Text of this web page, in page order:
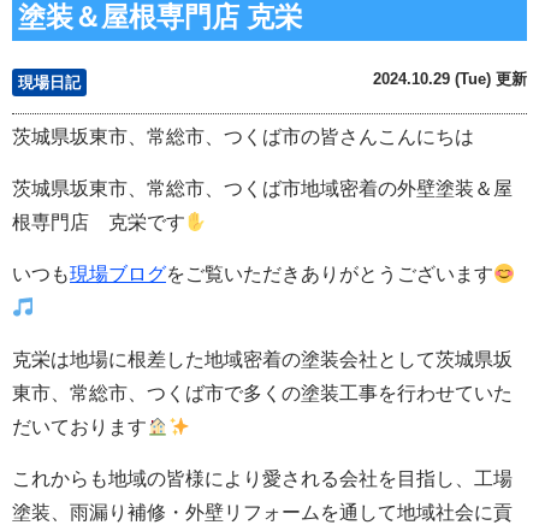
塗装＆屋根専門店 克栄
現場日記 2024.10.29 (Tue) 更新
茨城県坂東市、常総市、つくば市の皆さんこんにちは
茨城県坂東市、常総市、つくば市地域密着の外壁塗装＆屋
根専門店 克栄です
いつも現場ブログをご覧いただきありがとうございます
克栄は地場に根差した地域密着の塗装会社として茨城県坂
東市、常総市、つくば市で多くの塗装工事を行わせていた
だいております
これからも地域の皆様により愛される会社を目指し、工場
塗装、雨漏り補修・ 外壁リフォームを通して地域社会に貢